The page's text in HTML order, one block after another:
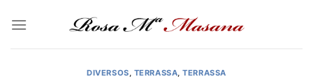
DIVERSOS, TERRASSA,TERRASSA